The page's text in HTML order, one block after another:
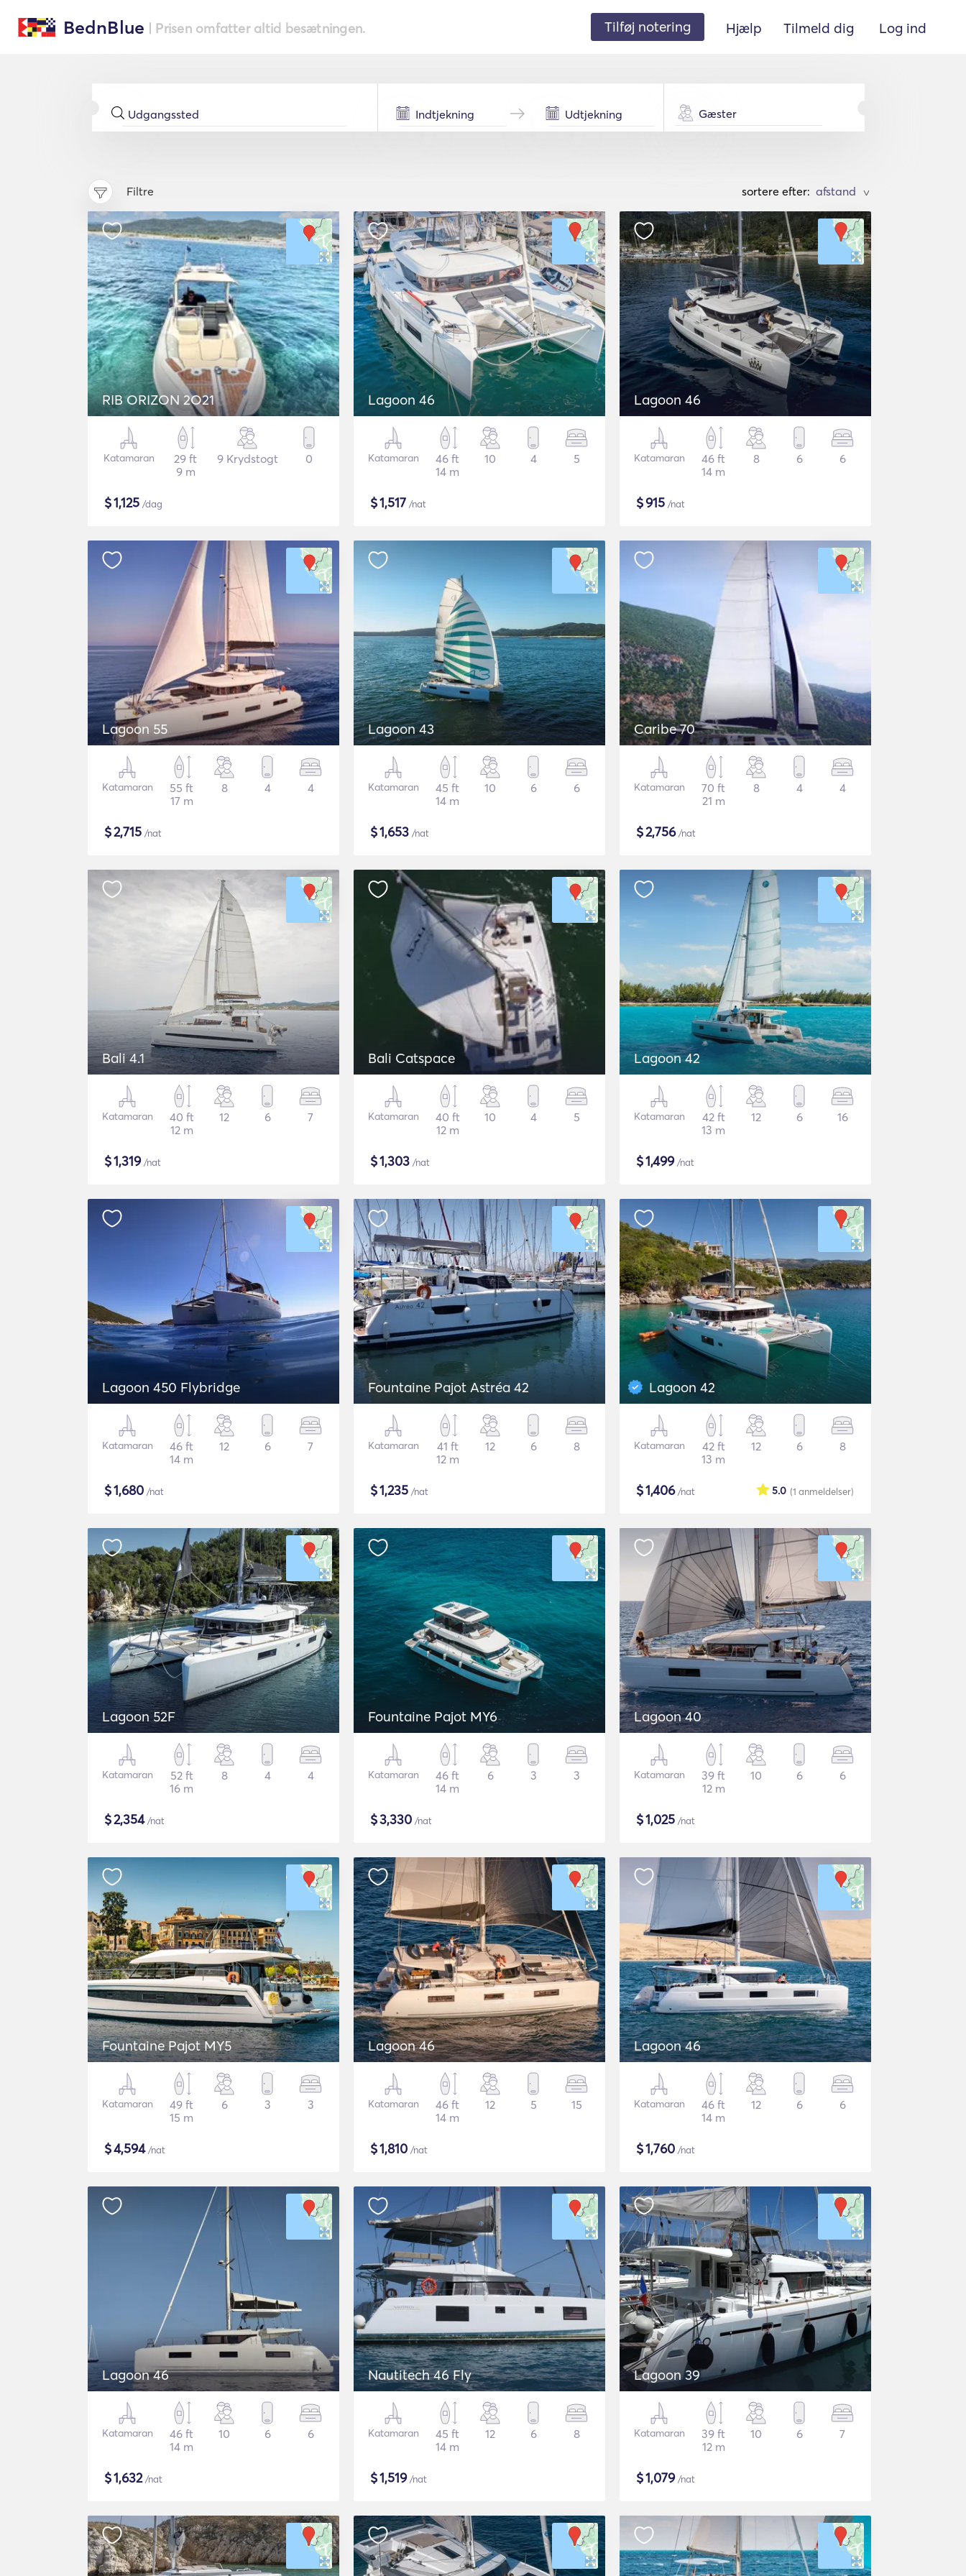
BednBlue | Prisen omfatter altid besætningen. Tilføj notering Hjælp Tilmeld dig Log ind
Gæster
Filtre sortere efter: >
RIB ORIZON 2O21
Katamaran
29 ft
9 m
9 Krydstogt 0
$1,125 /dag
Lagoon 46
Katamaran
46 ft
14 m
10 4 5
$1,517 /nat
Lagoon 46
Katamaran
46 ft
14 m
8 6 6
$915 /nat
Lagoon 55
Katamaran
55 ft
17 m
8 4 4
$2,715 /nat
Lagoon 43
Katamaran
45 ft
14 m
10 6 6
$1,653 /nat
Caribe 70
Katamaran
70 ft
21 m
8 4 4
$2,756/nat
Bali 4.1
Katamaran
40 ft
12 m
12 6 7
$1,319/nat
Bali Catspace
Katamaran
40 ft
12 m
10 4 5
$1,303 /nat
Lagoon 42
Katamaran
42 ft
13 m
12 6 16
$1,499/nat
Lagoon 450 Flybridge
Katamaran
46 ft
14 m
12 6 7
$1,680 /nat
Fountaine Pajot Astréa 42
Katamaran
41 ft
12 m
12 6 8
$1,235 /nat
Lagoon 42
Katamaran
42 ft
13 m
12 6 8
$1,406/nat (1 anmeldelser)
5.0
Lagoon 52F
Katamaran
52 ft
16 m
8 4 4
$2,354/nat
Fountaine Pajot MY6
Katamaran
46 ft
14 m
6 3 3
$3,330 /nat
Lagoon 40
Katamaran
39 ft
12 m
10 6 6
$1,025 /nat
Fountaine Pajot MY5
Katamaran
49 ft
15 m
6 3 3
$4,594/nat
Lagoon 46
Katamaran
46 ft
14 m
12 5 15
$1,810 /nat
Lagoon 46
Katamaran
46 ft
14 m
12 6 6
$1,760 /nat
Lagoon 46
Katamaran
46 ft
14 m
10 6 6
$1,632/nat
Nautitech 46 Fly
Katamaran
45 ft
14 m
12 6 8
$1,519/nat
Lagoon 39
Katamaran
39 ft
12 m
10 6 7
$1,079/nat